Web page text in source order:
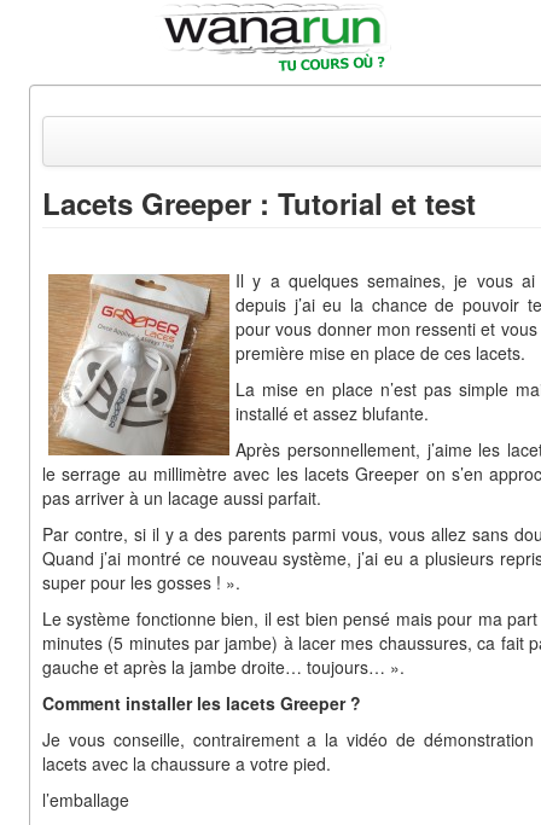
Equipements & Tests
Parcours & Courses
Outils & Réseaux
Lacets Greeper : Tutorial et test
Il y a quelques semaines, je vous
depuis j’ai eu la chance de pouvoir
pour vous donner mon ressenti et
première mise en place de ces lacets.
La mise en place n’est pas simple
installé et assez blufante.
Après personnellement, j’aime les
le serrage au millimètre avec les lacets Greeper on s’en
pas arriver à un lacage aussi parfait.
Par contre, si il y a des parents parmi vous, vous allez sans
Quand j’ai montré ce nouveau système, j’ai eu a plusieurs
super pour les gosses ! ».
Le système fonctionne bien, il est bien pensé mais pour ma
minutes (5 minutes par jambe) à lacer mes chaussures, ca fait
gauche et après la jambe droite… toujours… ».
Comment installer les lacets Greeper ?
Je vous conseille, contrairement a la vidéo de
lacets avec la chaussure a votre pied.
l’emballage